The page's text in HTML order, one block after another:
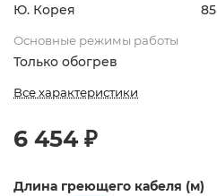
Ю. Корея 85
Основные режимы работы
Только обогрев
Все характеристики
6 454 ₽
Длина греющего кабеля (м)